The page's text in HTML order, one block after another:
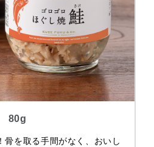
80g
骨を取る手間がなく、おいし